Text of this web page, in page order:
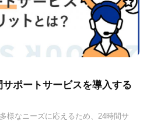
ポートサービスを導入する
様なニーズに応えるため、24時間サ